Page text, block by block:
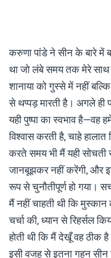
करुणा पांडे ने सीन के बारे में
था जो लंबे समय तक मेरे साथ
शानाया को गुस्से में नहीं
से थप्पड़ मारती है। अगले ही
यही पुष्पा का स्वभाव है—वह
विश्वास करती है, चाहे
करते समय भी मैं यही सोचती
जानबूझकर नहीं करेंगी, और
रूप से चुनौतीपूर्ण हो गया।
मैं नहीं चाहती थी कि
चर्चा की, ध्यान से रिहर्सल
होती थी कि मैं देखूँ वह ठीक
इसी वजह से इतना गहन सीन